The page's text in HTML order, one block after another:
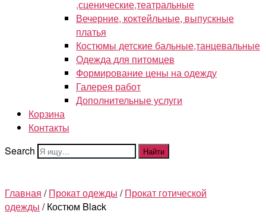
,сценические,театральные
Вечерние, коктейльные, выпускные
платья
Костюмы детские бальные,танцевальные
Одежда для питомцев
Формирование цены на одежду
Галерея работ
Дополнительные услуги
Корзина
Контакты
Search
Найти
Главная /Прокат одежды /Прокат готической
одежды / Костюм Black